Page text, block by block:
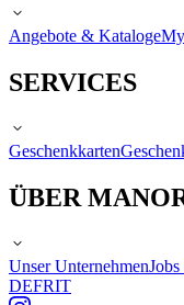
Angebote & Kataloge
SERVICES
Geschenkkarten
ÜBER
Unser Unternehmen
DEFRIT